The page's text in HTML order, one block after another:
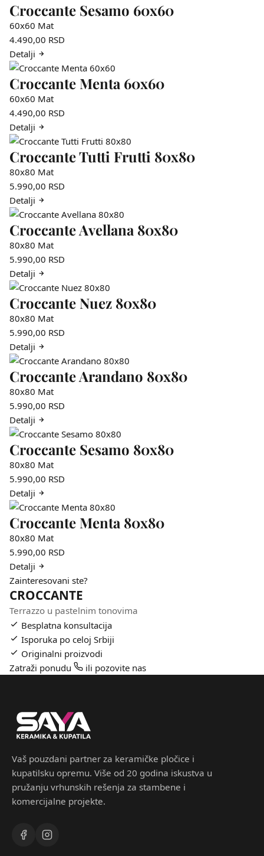
Croccante Sesamo 60x60
60x60 Mat
4.490,00 RSD
Detalji
Croccante Menta 60x60
60x60 Mat
4.490,00 RSD
Detalji
Croccante Tutti Frutti 80x80
80x80 Mat
5.990,00 RSD
Detalji
Croccante Avellana 80x80
80x80 Mat
5.990,00 RSD
Detalji
Croccante Nuez 80x80
80x80 Mat
5.990,00 RSD
Detalji
Croccante Arandano 80x80
80x80 Mat
5.990,00 RSD
Detalji
Croccante Sesamo 80x80
80x80 Mat
5.990,00 RSD
Detalji
Croccante Menta 80x80
80x80 Mat
5.990,00 RSD
Detalji
Zainteresovani ste?
CROCCANTE
Terrazzo u pastelnim tonovima
Besplatna konsultacija
Isporuka po celoj Srbiji
Originalni proizvodi
Zatraži ponudu
ili pozovite nas
Vaš pouzdani partner za keramičke pločice i
kupatilsku opremu. Više od 20 godina iskustva u
pružanju vrhunskih rešenja za stambene i
komercijalne projekte.